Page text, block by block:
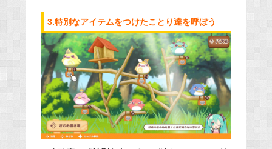
3.特別なアイテムをつけたことり達を呼ぼう